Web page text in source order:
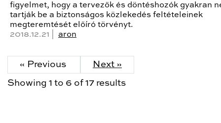
figyelmet, hogy a tervezők és döntéshozók gyakran
tartják be a biztonságos közlekedés feltételeinek
megteremtését előíró törvényt.
2018.12.21 | aron
« Previous Next »
Showing 1 to 6 of 17 results